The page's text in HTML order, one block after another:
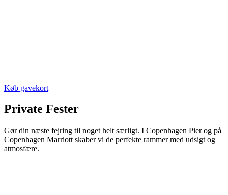
Køb gavekort
Private Fester
Gør din næste fejring til noget helt særligt. I Copenhagen Pier og på
Copenhagen Marriott skaber vi de perfekte rammer med udsigt og
atmosfære.